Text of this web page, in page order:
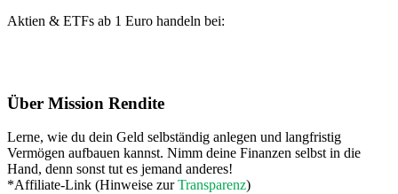
Aktien & ETFs ab 1 Euro handeln bei:
Footer
Über Mission Rendite
Lerne, wie du dein Geld selbständig anlegen und langfristig
Vermögen aufbauen kannst. Nimm deine Finanzen selbst in die
Hand, denn sonst tut es jemand anderes!
*Affiliate-Link (Hinweise zurTransparenz)